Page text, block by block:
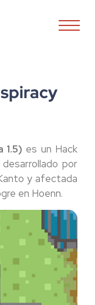
1.5) es un Hack
por
y afectada
en Hoenn.